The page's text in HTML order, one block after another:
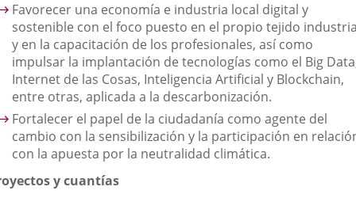
Favorecer una economía e industria local digital y
sostenible con el foco puesto en el propio tejido
y en la capacitación de los profesionales, así como
impulsar la implantación de tecnologías como el Big
Internet de las Cosas, Inteligencia Artificial y Blockchain,
entre otras, aplicada a la descarbonización.
Fortalecer el papel de la ciudadanía como agente del
cambio con la sensibilización y la participación en
con la apuesta por la neutralidad climática.
y cuantías